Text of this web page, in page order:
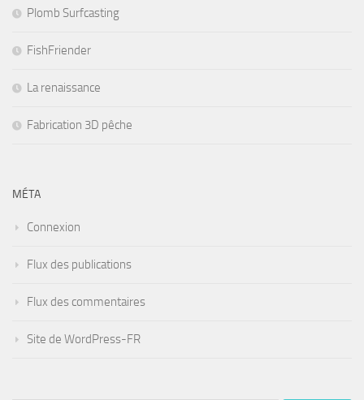
Plomb Surfcasting
FishFriender
La renaissance
Fabrication 3D pêche
MÉTA
Connexion
Flux des publications
Flux des commentaires
Site de WordPress-FR